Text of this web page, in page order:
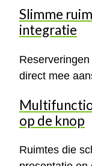
Slimme
integratie
direct mee
op de knop
Ruimtes die